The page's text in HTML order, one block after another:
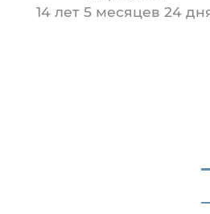
14 лет 5 месяцев 24